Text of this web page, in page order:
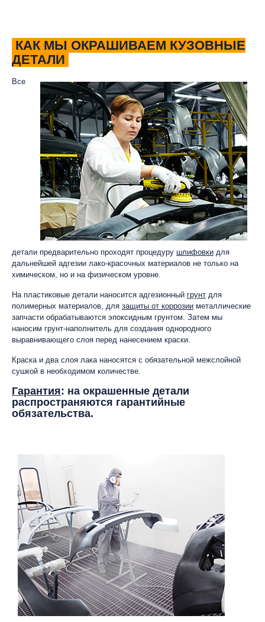
КАК МЫ ОКРАШИВАЕМ КУЗОВНЫЕ
ДЕТАЛИ
Все
детали предварительно проходят процедуру шлифовки для
дальнейшей адгезии лако-красочных материалов не только на
химическом, но и на физическом уровне.
На пластиковые детали наносится адгезионный грунт для
полимерных материалов, для защиты от коррозии металлические
запчасти обрабатываются эпоксидным грунтом. Затем мы
наносим грунт-наполнитель для создания однородного
выравнивающего слоя перед нанесением краски.
Краска и два слоя лака наносятся с обязательной межслойной
сушкой в необходимом количестве.
Гарантия: на окрашенные детали
распространяются гарантийные
обязательства.